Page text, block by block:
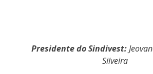
Presidente do Sindivest:
Silveira